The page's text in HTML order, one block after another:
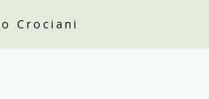
Crociani